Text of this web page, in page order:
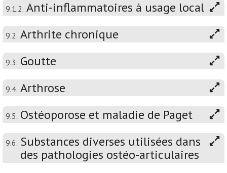
9.1.2. Anti-inflammatoires à usage local
9.2. Arthrite chronique
9.3. Goutte
9.4. Arthrose
9.5. Ostéoporose et maladie de Paget
9.6. Substances diverses utilisées dans
des pathologies ostéo-articulaires